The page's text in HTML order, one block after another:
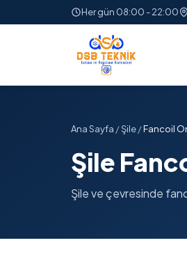
Her gün 08:00 - 22:00
Ana Sayfa /Şile/Fancoil
Şile
Şile ve çevresinde